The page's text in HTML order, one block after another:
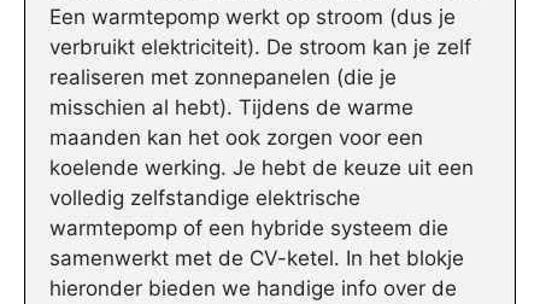
Een warmtepomp werkt op stroom (dus je
verbruikt elektriciteit). De stroom kan je zelf
realiseren met zonnepanelen (die je
misschien al hebt). Tijdens de warme
maanden kan het ook zorgen voor een
koelende werking. Je hebt de keuze uit een
volledig zelfstandige elektrische
warmtepomp of een hybride systeem die
samenwerkt met de CV-ketel. In het blokje
hieronder bieden we handige info over de